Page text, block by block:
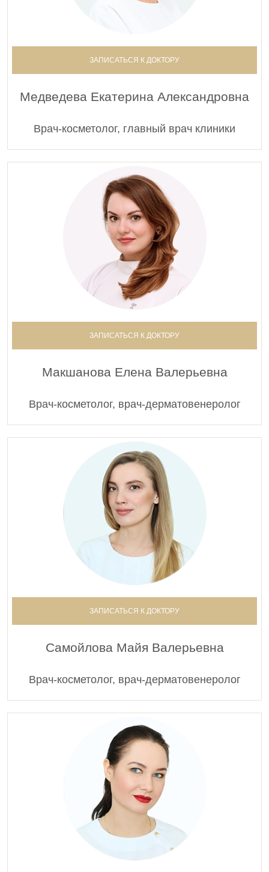
ЗАПИСАТЬСЯ К ДОКТОРУ
Медведева Екатерина Александровна
Врач-косметолог, главный врач клиники
ЗАПИСАТЬСЯ К ДОКТОРУ
Макшанова Елена Валерьевна
Врач-косметолог, врач-дерматовенеролог
ЗАПИСАТЬСЯ К ДОКТОРУ
Самойлова Майя Валерьевна
Врач-косметолог, врач-дерматовенеролог